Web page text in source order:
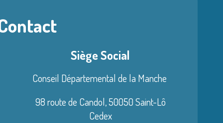
Siège Social
Conseil Départemental de la Manche
98 route de Candol,50050 Saint-Lô
Cedex